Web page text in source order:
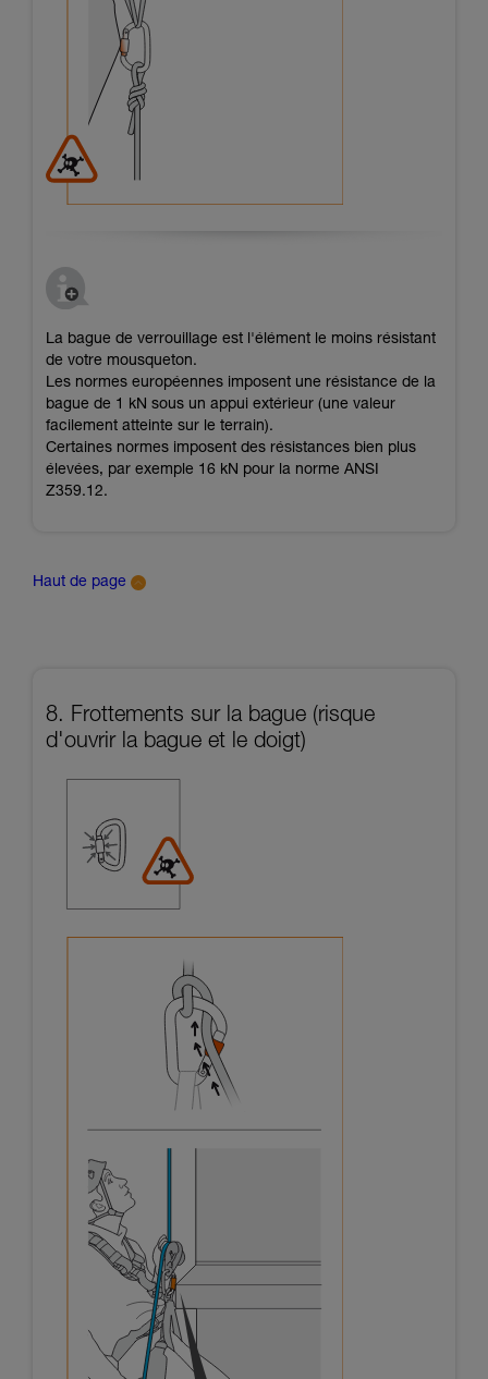
La bague de verrouillage est l'élément le moins résistant
de votre mousqueton.
Les normes européennes imposent une résistance de la
bague de 1 kN sous un appui extérieur (une valeur
facilement atteinte sur le terrain).
Certaines normes imposent des résistances bien plus
élevées, par exemple 16 kN pour la norme ANSI
Z359.12.
Haut de page
8. Frottements sur la bague (risque
d'ouvrir la bague et le doigt)